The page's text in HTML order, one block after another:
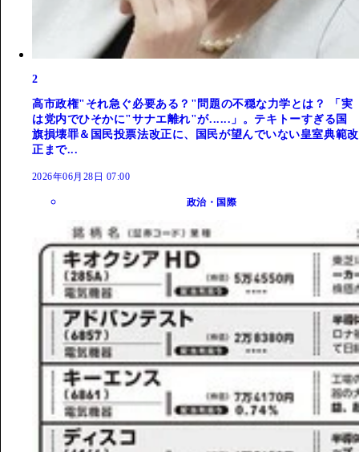
2
高市政権"それ急ぐ必要ある？"問題の不穏な力学とは？ 「実
は党内でひそかに"サナエ離れ"が......」。テキトーすぎる国
旗損壊罪＆国民投票法改正に、国民が望んでいない皇室典範改
正まで...
2026年06月28日 07:00
政治・国際